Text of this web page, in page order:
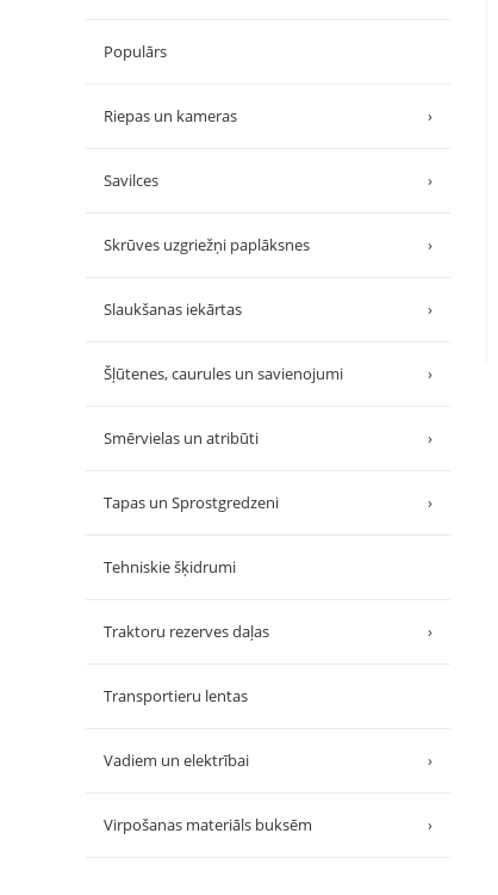
Populārs
Riepas un kameras ›
Savilces ›
Skrūves uzgriežņi paplāksnes ›
Slaukšanas iekārtas ›
Šļūtenes, caurules un savienojumi ›
Smērvielas un atribūti ›
Tapas un Sprostgredzeni ›
Tehniskie šķidrumi
Traktoru rezerves daļas ›
Transportieru lentas
Vadiem un elektrībai ›
Virpošanas materiāls buksēm ›